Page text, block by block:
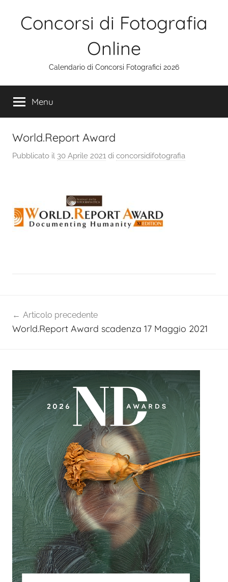
Concorsi di Fotografia
Online
Calendario di Concorsi Fotografici 2026
Menu
World.Report Award
Pubblicato il 30 Aprile 2021 di concorsidifotografia
articoli
Articolo precedente
World.Report Award scadenza 17 Maggio 2021